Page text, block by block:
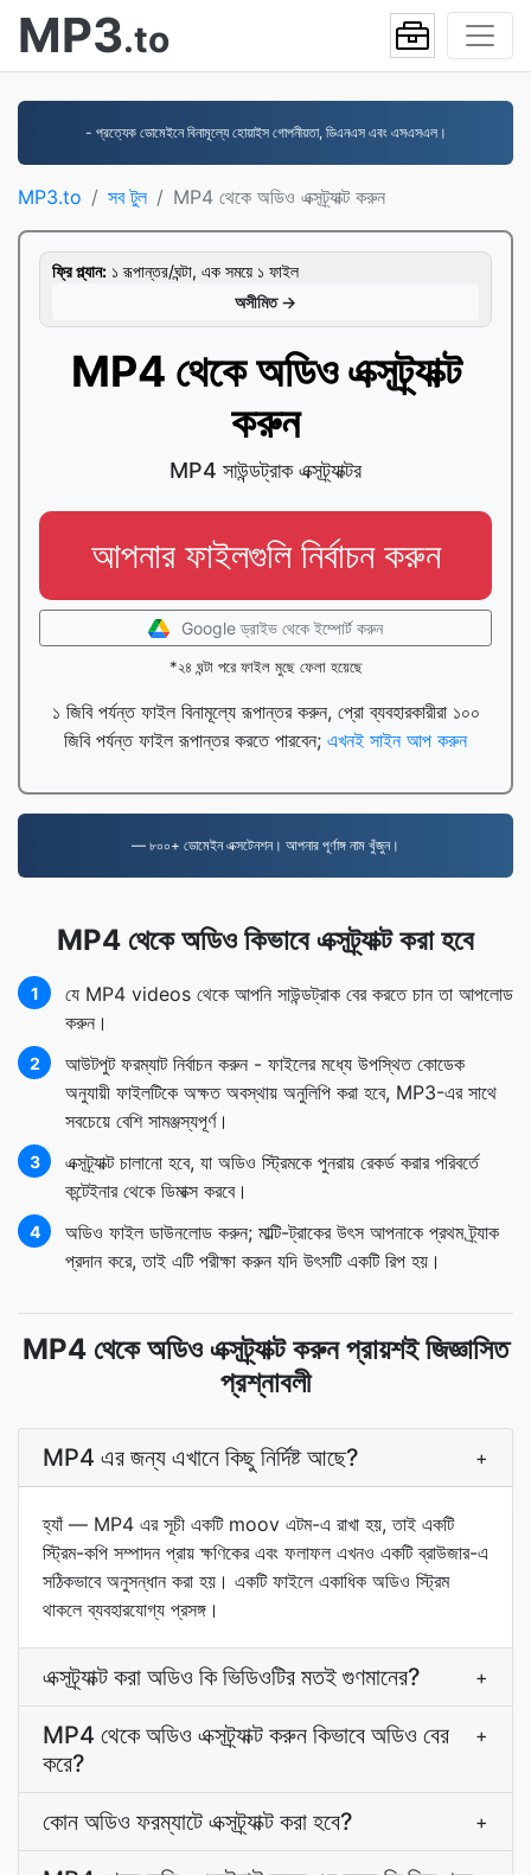
MP3.to
- প্রত্যেক ডোমেইনে বিনামূল্যে হোয়াইস গোপনীয়তা, ডিএনএস এবং এসএসএল।
MP3.to সব টুল MP4 থেকে অডিও এক্সট্র্যাক্ট করুন
ফ্রি প্ল্যান: ১ রূপান্তর/ঘন্টা, এক সময়ে ১ ফাইল
অসীমিত →
MP4 থেকে অডিও এক্সট্র্যাক্ট
করুন
MP4 সাউন্ডট্রাক এক্সট্র্যাক্টর
আপনার ফাইলগুলি নির্বাচন করুন
Google ড্রাইভ থেকে ইম্পোর্ট করুন
*২৪ ঘন্টা পরে ফাইল মুছে ফেলা হয়েছে
১ জিবি পর্যন্ত ফাইল বিনামূল্যে রূপান্তর করুন, প্রো ব্যবহারকারীরা ১০০
জিবি পর্যন্ত ফাইল রূপান্তর করতে পারবেন; এখনই সাইন আপ করুন
— ৮০০+ ডোমেইন এক্সটেনশন। আপনার পূর্ণাঙ্গ নাম খুঁজুন।
MP4 থেকে অডিও কিভাবে এক্সট্র্যাক্ট করা হবে
1
যে MP4 videos থেকে আপনি সাউন্ডট্রাক বের করতে চান তা আপলোড
করুন।
2
আউটপুট ফরম্যাট নির্বাচন করুন - ফাইলের মধ্যে উপস্থিত কোডেক
অনুযায়ী ফাইলটিকে অক্ষত অবস্থায় অনুলিপি করা হবে, MP3-এর সাথে
সবচেয়ে বেশি সামঞ্জস্যপূর্ণ।
3
এক্সট্র্যাক্ট চালানো হবে, যা অডিও স্ট্রিমকে পুনরায় রেকর্ড করার পরিবর্তে
কন্টেইনার থেকে ডিমাক্স করবে।
4
অডিও ফাইল ডাউনলোড করুন; মাল্টি-ট্রাকের উৎস আপনাকে প্রথম ট্র্যাক
প্রদান করে, তাই এটি পরীক্ষা করুন যদি উৎসটি একটি রিপ হয়।
MP4 থেকে অডিও এক্সট্র্যাক্ট করুন প্রায়শই জিজ্ঞাসিত
প্রশ্নাবলী
MP4 এর জন্য এখানে কিছু নির্দিষ্ট আছে? +
হ্যাঁ — MP4 এর সূচী একটি moov এটম-এ রাখা হয়, তাই একটি
স্ট্রিম-কপি সম্পাদন প্রায় ক্ষণিকের এবং ফলাফল এখনও একটি ব্রাউজার-এ
সঠিকভাবে অনুসন্ধান করা হয়। একটি ফাইলে একাধিক অডিও স্ট্রিম
থাকলে ব্যবহারযোগ্য প্রসঙ্গ।
এক্সট্র্যাক্ট করা অডিও কি ভিডিওটির মতই গুণমানের? +
MP4 থেকে অডিও এক্সট্র্যাক্ট করুন কিভাবে অডিও বের
করে?
+
কোন অডিও ফরম্যাটে এক্সট্র্যাক্ট করা হবে? +